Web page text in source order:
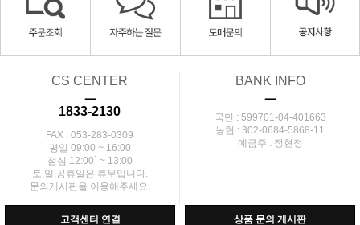
CS CENTER
ㅡ
1833-2130
FAX : 053-283-0309
평일 09:00 ~ 16:00
점심 12:00` ~ 13:00
토,일,공휴일은 휴무입니다.
문의게시판을 이용해주세요.
BANK INFO
ㅡ
국민 : 599701-04-401663
농협 : 302-0684-5868-11
예금주 : 정현정
고객센터 연결 상품 문의 게시판